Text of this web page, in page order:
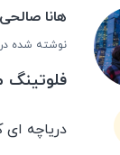
هانا صالحی
نوشته شده در 02 دی 1398
فلوتینگ
دریاچه ای